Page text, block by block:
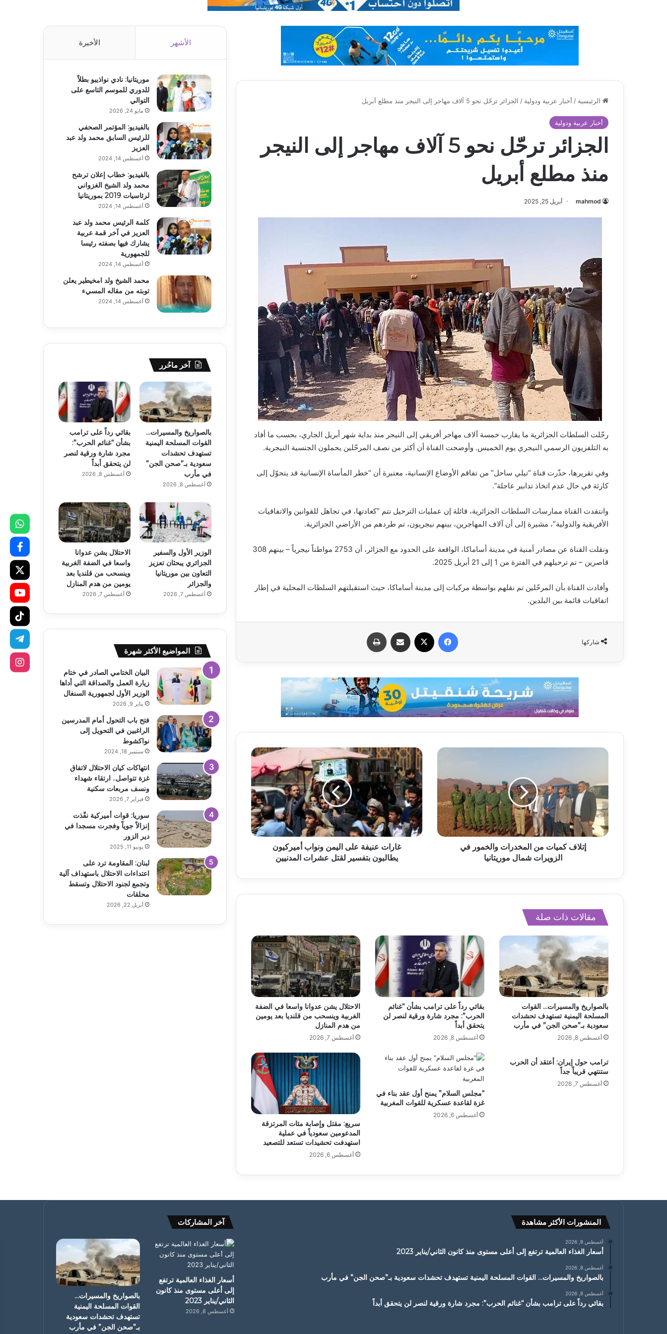
الرئيسية / أخبار عربية ودولية / الجزائر ترحّل نحو 5 آلاف مهاجر إلى النيجر منذ مطلع أبريل
أخبار عربية ودولية
الجزائر ترحّل نحو 5 آلاف مهاجر إلى النيجر
منذ مطلع أبريل
mahmod أبريل 25, 2025
رحّلت السلطات الجزائرية ما يقارب خمسة آلاف مهاجر أفريقي إلى النيجر منذ بداية شهر أبريل الجاري، بحسب ما أفاد
به التلفزيون الرسمي النيجري يوم الخميس. وأوضحت القناة أن أكثر من نصف المرحّلين يحملون الجنسية النيجرية.
وفي تقريرها، حذّرت قناة “تيلي ساحل” من تفاقم الأوضاع الإنسانية، معتبرة أن “خطر المأساة الإنسانية قد يتحوّل إلى
كارثة في حال عدم اتخاذ تدابير عاجلة”.
وانتقدت القناة ممارسات السلطات الجزائرية، قائلة إن عمليات الترحيل تتم “كعادتها، في تجاهل للقوانين والاتفاقيات
الأفريقية والدولية”، مشيرة إلى أن آلاف المهاجرين، بينهم نيجريون، تم طردهم من الأراضي الجزائرية.
ونقلت القناة عن مصادر أمنية في مدينة أساماكا، الواقعة على الحدود مع الجزائر، أن 2753 مواطناً نيجرياً – بينهم 308
قاصرين – تم ترحيلهم في الفترة من 1 إلى 21 أبريل 2025.
وأفادت القناة بأن المرحّلين تم نقلهم بواسطة مركبات إلى مدينة أساماكا، حيث استقبلتهم السلطات المحلية في إطار
اتفاقيات قائمة بين البلدين.
شاركها
فيسبوك مشاركة عبر البريد
إتلاف كميات من المخدرات والخمور في
الزويرات شمال موريتانيا
غارات عنيفة على اليمن ونواب أميركيون
يطالبون بتفسير لقتل عشرات المدنيين
مقالات ذات صلة
بالصواريخ والمسيرات… القوات
المسلحة اليمنية تستهدف تحشدات
سعودية بـ”صحن الجن” في مأرب
أغسطس 8, 2026
بقائي رداً على ترامب بشأن “غنائم
الحرب”: مجرد شارة ورقية لنصر لن
يتحقق أبداً
أغسطس 8, 2026
الاحتلال يشن عدوانا واسعا في الضفة
الغربية وينسحب من قلنديا بعد يومين
من هدم المنازل
أغسطس 7, 2026
ترامب حول إيران: أعتقد أن الحرب
ستنتهي قريباً جداً
أغسطس 7, 2026
“مجلس السلام” يمنح أول عقد بناء في
غزة لقاعدة عسكرية للقوات المغربية
أغسطس 6, 2026
سريع: مقتل وإصابة مئات المرتزقة
المدعومين سعودياً في عملية
استهدفت تحشيدات تستعد للتصعيد
أغسطس 6, 2026
الأشهر الأخيرة
موريتانيا: نادي نواذيبو بطلاً
للدوري للموسم التاسع على
التوالي
مايو 24, 2026
بالفيديو: المؤتمر الصحفي
للرئيس السابق محمد ولد عبد
العزيز
أغسطس 14, 2024
بالفيديو: خطاب إعلان ترشح
محمد ولد الشيخ الغزواني
لرئاسيات 2019 بموريتانيا
أغسطس 14, 2024
كلمة الرئيس محمد ولد عبد
العزيز في آخر قمة عربية
يشارك فيها بصفته رئيسا
للجمهورية
أغسطس 14, 2024
محمد الشيخ ولد امخيطير يعلن
توبته من مقاله المسيء
أغسطس 14, 2024
آخر ماحُرر
بالصواريخ والمسيرات…
القوات المسلحة اليمنية
تستهدف تحشدات
سعودية بـ”صحن الجن”
في مأرب
أغسطس 8, 2026
بقائي رداً على ترامب
بشأن “غنائم الحرب”:
مجرد شارة ورقية لنصر
لن يتحقق أبداً
أغسطس 8, 2026
الوزير الأول والسفير
الجزائري يبحثان تعزيز
التعاون بين موريتانيا
والجزائر
أغسطس 7, 2026
الاحتلال يشن عدوانا
واسعا في الضفة الغربية
وينسحب من قلنديا بعد
يومين من هدم المنازل
أغسطس 7, 2026
المواضيع الأكثر شهرة
البيان الختامي الصادر في ختام
زيارة العمل والصداقة التي أداها
الوزير الأول لجمهورية السنغال
يناير 9, 2026
فتح باب التحول أمام المدرسين
الراغبين في التحويل إلى
نواكشوط
سبتمبر 18, 2024
انتهاكات كيان الاحتلال لاتفاق
غزة تتواصل.. ارتقاء شهداء
ونسف مربعات سكنية
فبراير 7, 2026
سوريا: قوات أميركية نفّذت
إنزالاً جوياً وفجرت مسجدا في
دير الزور
يونيو 11, 2025
لبنان: المقاومة ترد على
اعتداءات الاحتلال باستهداف آلية
وتجمع لجنود الاحتلال وتسقط
محلقات
أبريل 22, 2026
المنشورات الأكثر مشاهدة
أغسطس 8, 2026
أسعار الغذاء العالمية ترتفع إلى أعلى مستوى منذ كانون الثاني/يناير 2023
أغسطس 8, 2026
بالصواريخ والمسيرات… القوات المسلحة اليمنية تستهدف تحشدات سعودية بـ”صحن الجن” في مأرب
أغسطس 8, 2026
بقائي رداً على ترامب بشأن “غنائم الحرب”: مجرد شارة ورقية لنصر لن يتحقق أبداً
آخر المشاركات
أسعار الغذاء العالمية ترتفع
إلى أعلى مستوى منذ كانون
الثاني/يناير 2023
أغسطس 8, 2026
بالصواريخ والمسيرات…
القوات المسلحة اليمنية
تستهدف تحشدات سعودية
بـ”صحن الجن” في مأرب